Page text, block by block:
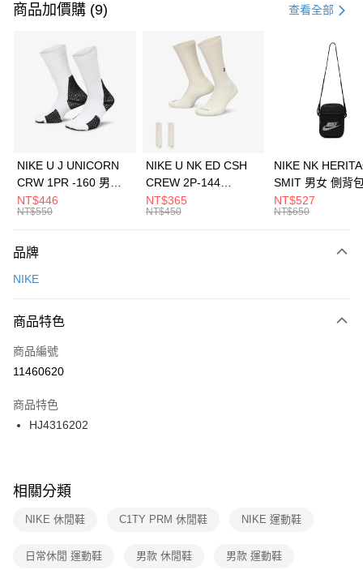
信用卡一次付款
3 期 0 利率 每期 21家銀行
合作金庫商業銀行
第一商業銀行
華南商業銀行
彰化商業銀行
上海商業儲蓄銀行
元大商業銀行
台灣樂天信用卡公司
Apple Pay
全盈+PAY
AFTEE先享後付
【關於「AFTEE先享後付」】
便利好安心！
３．安心：先確認商品／服務後，再付款。
【「AFTEE先享後付」結帳流程】
１．於結帳方式選擇「AFTEE先享後付」後，將跳轉至「AFTEE先享後付」
２．訂單成立數日內，您將收到繳費通知簡訊。
３．收到繳費通知簡訊後14天內，點擊此簡訊中的連結，可透過四大超商／
ATM／網路銀行／等多元方式進行付款，方視為交易完成。
※ 交易是否成功請以「AFTEE先享後付 」之結帳頁面顯示為準，若有關於
是否繳費成功／繳費後需取消欲退款等相關疑問，請聯繫「AFTEE先享後付
客戶支援中心」
https://netprotections.freshdesk.com/support/home
１．透過由恩沛科技股份有限公司提供之「AFTEE先享後付」服務完成之交
運送方式
每筆NT$100，滿NT$1,500(含以上)免運費
宅配
每筆NT$100，滿NT$1,500(含以上)免運費
付款後門市自取
每筆NT$100，滿NT$1,500(含以上)免運費
商品加價購 (9) 查看全部
NIKE U J UNICORN
CRW 1PR -160 男女
中統襪 FZ3393100
NT$446
NT$550
NIKE U NK ED CSH
CREW 2P-144
EMBRDY 男女 短統襪
FZ3073133
NT$365
NT$450
NIKE NK
SMIT 男女 側背
BA5871010
NT$527
NT$650
品牌
NIKE
商品特色
商品編號
11460620
商品特色
HJ4316202
相關分類
NIKE 休閒鞋 C1TY PRM 休閒鞋 NIKE 運動鞋
日常休閒 運動鞋 男款 休閒鞋 男款 運動鞋